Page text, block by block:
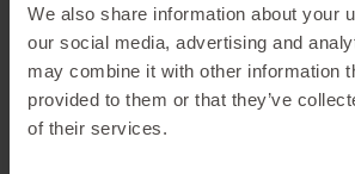
We also share information about your
our social media, advertising and
may combine it with other information
provided to them or that they’ve
of their services.
Barhocker und
informellen Charakter in
Dabei spielt das
Schlüsselrolle: Weiche Formen,